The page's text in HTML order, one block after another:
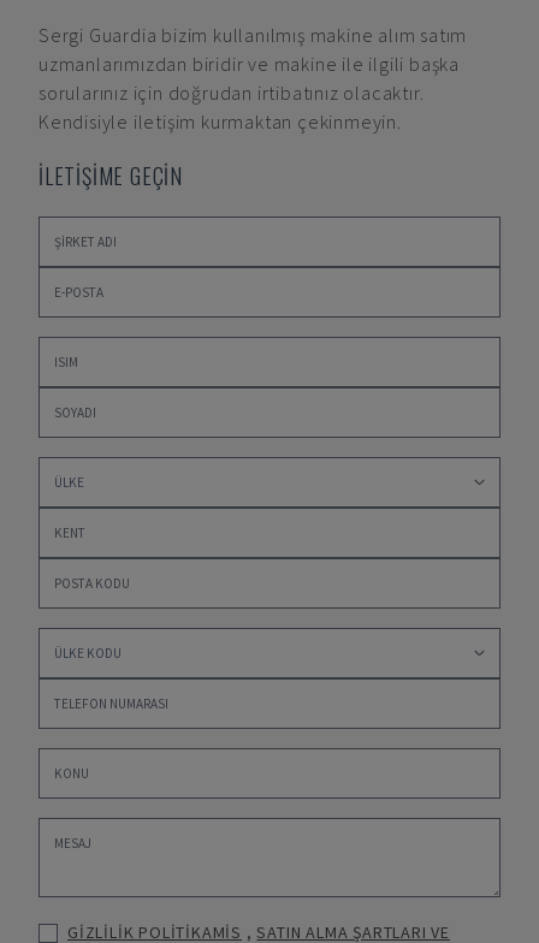
Sergi Guardia bizim kullanılmış makine alım satım
uzmanlarımızdan biridir ve makine ile ilgili başka
sorularınız için doğrudan irtibatınız olacaktır.
Kendisiyle iletişim kurmaktan çekinmeyin.
İLETİŞİME GEÇİN
GİZLİLİK POLİTİKAMİS ,SATIN ALMA ŞARTLARI VE